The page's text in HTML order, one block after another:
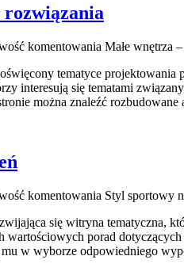
rozwiązania
komentowania Małe wnętrza
tematyce projektowania
interesują się tematami
można znaleźć
komentowania Styl sportowy
się witryna tematyczna,
wartościowych porad
mu w wyborze odpowiedniego